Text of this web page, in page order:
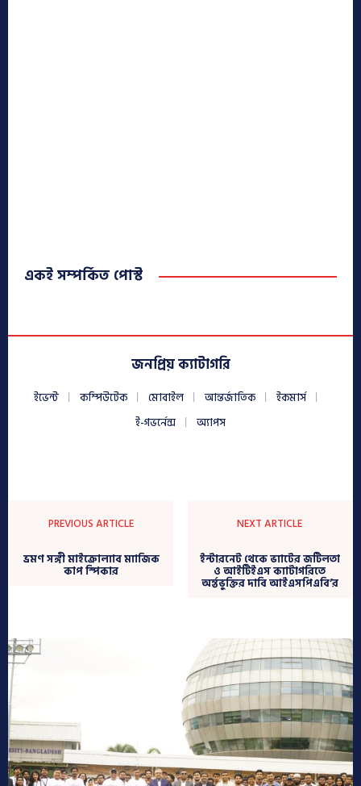
একই সম্পর্কিত পোস্ট
জনপ্রিয় ক্যাটাগরি
ইভেন্ট কম্পিউটেক মোবাইল আন্তর্জাতিক
ইকমার্স
ই-গভর্নেন্স
অ্যাপস
PREVIOUS ARTICLE
ভ্রমণ সঙ্গী মাইক্রোল্যাব ম্যাজিক
কাপ স্পিকার
NEXT ARTICLE
ইন্টারনেট থেকে ভ্যাটের জটিলতা
ও আইটিইএস ক্যাটাগরিতে
অর্ন্তভুক্তির দাবি আইএসপিএবি’র